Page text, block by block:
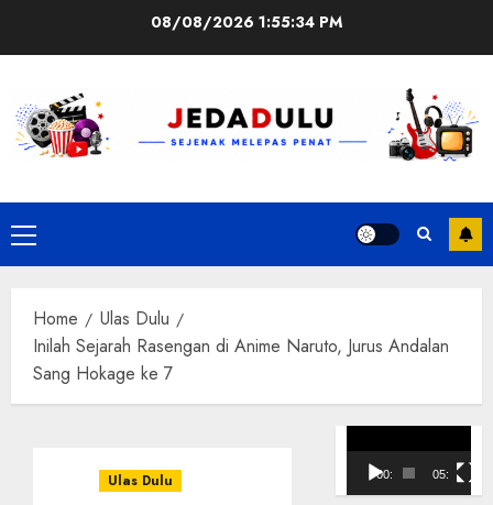
08/08/2026 1:55:34 PM
Primary
Menu
Home
Ulas Dulu
Inilah Sejarah Rasengan di Anime Naruto, Jurus Andalan
Sang Hokage ke 7
Ulas Dulu
Video
00:00 05:10